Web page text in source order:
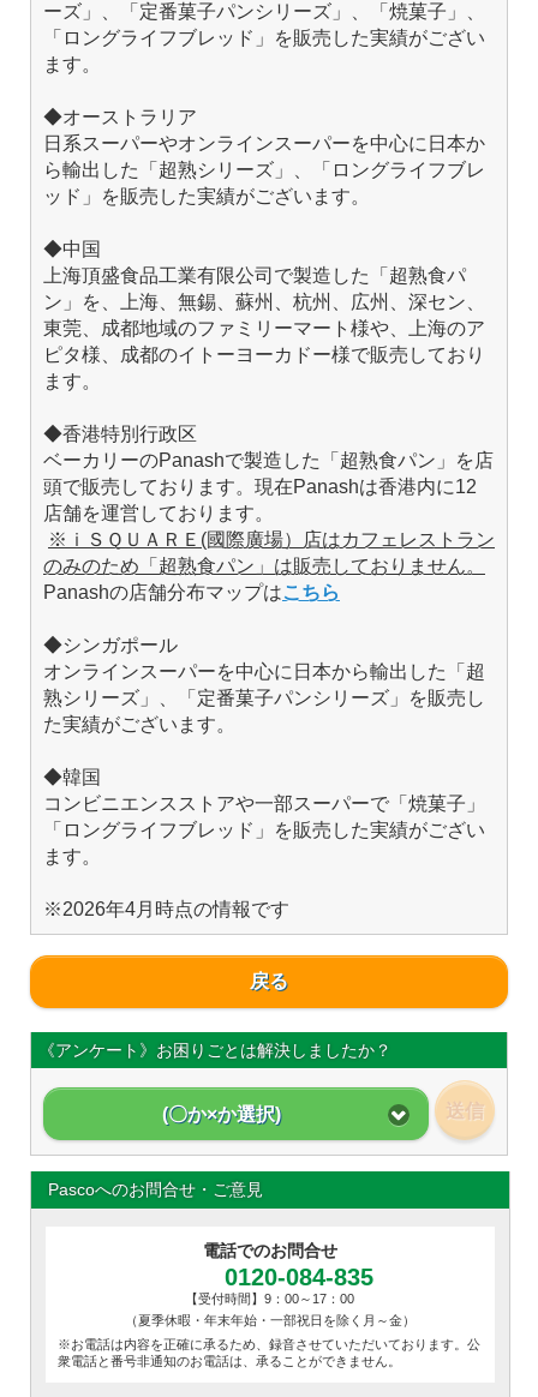
ーズ」、「定番菓子パンシリーズ」、「焼菓子」、
「ロングライフブレッド」を販売した実績がござい
ます。
◆オーストラリア
日系スーパーやオンラインスーパーを中心に日本か
ら輸出した「超熟シリーズ」、「ロングライフブレ
ッド」を販売した実績がございます。
◆中国
上海頂盛食品工業有限公司で製造した「超熟食パ
ン」を、上海、無錫、蘇州、杭州、広州、深セン、
東莞、成都地域のファミリーマート様や、上海のア
ピタ様、成都のイトーヨーカドー様で販売しており
ます。
◆香港特別行政区
ベーカリーのPanashで製造した「超熟食パン」を店
頭で販売しております。現在Panashは香港内に12
店舗を運営しております。
※ｉＳＱＵＡＲＥ(國際廣場）店はカフェレストラン
のみのため「超熟食パン」は販売しておりません。
Panashの店舗分布マップはこちら
◆シンガポール
オンラインスーパーを中心に日本から輸出した「超
熟シリーズ」、「定番菓子パンシリーズ」を販売し
た実績がございます。
◆韓国
コンビニエンスストアや一部スーパーで「焼菓子」
「ロングライフブレッド」を販売した実績がござい
ます。
※2026年4月時点の情報です
戻る
《アンケート》お困りごとは解決しましたか？
(〇か×か選択) 送信
Pascoへのお問合せ・ご意見
電話でのお問合せ
0120-084-835
【受付時間】9：00～17：00
（夏季休暇・年末年始・一部祝日を除く月～金）
※お電話は内容を正確に承るため、録音させていただいております。公
衆電話と番号非通知のお電話は、承ることができません。